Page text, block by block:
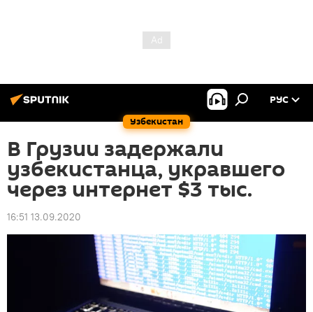
Узбекистан
РУС
В Грузии задержали
узбекистанца, укравшего
через интернет $3 тыс.
16:51 13.09.2020